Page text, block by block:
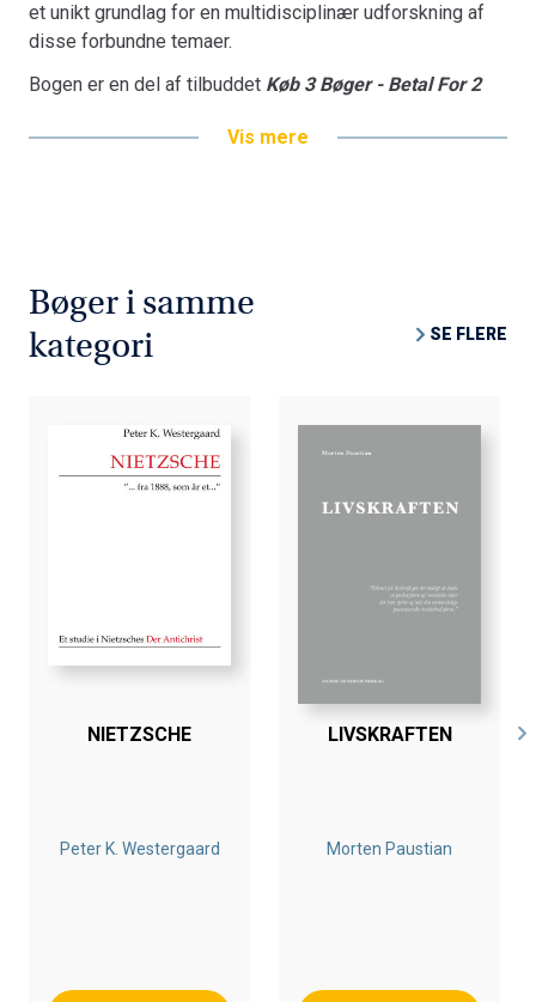
et unikt grundlag for en multidisciplinær udforskning af
disse forbundne temaer.
Bogen er en del af tilbuddet Køb 3 Bøger - Betal For 2
Vis mere
Bøger i samme
kategori
SE FLERE
NIETZSCHE
Peter K. Westergaard
LIVSKRAFTEN
Morten Paustian